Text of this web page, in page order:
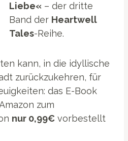
Liebe« – der dritte
Band der Heartwell
Tales-Reihe.
kann, in die idyllische
zurückzukehren, für
das E-Book
zum
nur 0,99€ vorbestellt